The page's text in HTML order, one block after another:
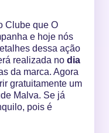
Clube que O
e hoje nós
dessa ação
realizada no dia
da marca. Agora
gratuitamente um
Malva. Se já
pois é